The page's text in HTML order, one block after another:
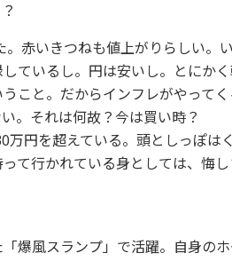
赤いきつねも値上がりらしい。
ているし。円は安いし。とにかく
こと。だからインフレがやって
。それは何故？今は買い時？
円を超えている。頭としっぽは
て行かれている身としては、悔
爆風スランプ」で活躍。自身の